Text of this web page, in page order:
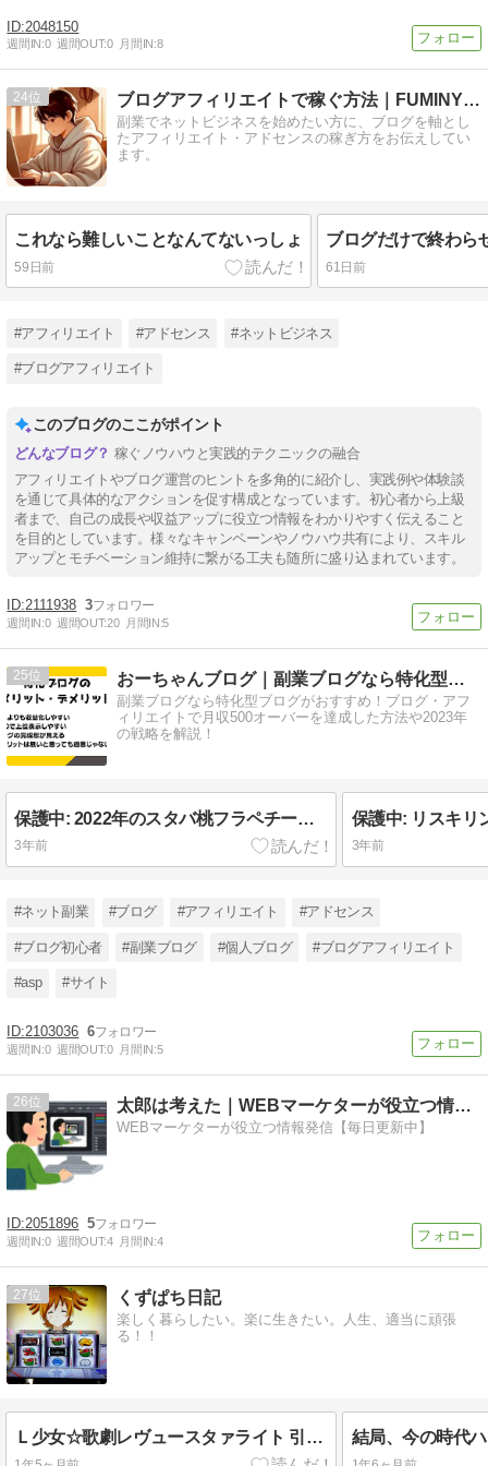
2048150
週間IN:0 週間OUT:0 月間IN:8
24 ブログアフィリエイトで稼ぐ方法｜FUMINYO-WEB
副業でネットビジネスを始めたい方に、ブログを軸とし
たアフィリエイト・アドセンスの稼ぎ方をお伝えしてい
ます。
これなら難しいことなんてないっしょ
59日前 61日前
#アフィリエイト #アドセンス #ネットビジネス
#ブログアフィリエイト
このブログのここがポイント
稼ぐノウハウと実践的テクニックの融合
アフィリエイトやブログ運営のヒントを多角的に紹介し、実践例や体験談
を通じて具体的なアクションを促す構成となっています。初心者から上級
者まで、自己の成長や収益アップに役立つ情報をわかりやすく伝えること
を目的としています。様々なキャンペーンやノウハウ共有により、スキル
アップとモチベーション維持に繋がる工夫も随所に盛り込まれています。
2111938 3
週間IN:0 週間OUT:20 月間IN:5
25 おーちゃんブログ｜副業ブログなら特化型ブログがおすすめ
副業ブログなら特化型ブログがおすすめ！ブログ・アフ
ィリエイトで月収500オーバーを達成した方法や2023年
の戦略を解説！
保護中: 2022年のスタバ桃フラペチーノはいつまで？ 販売期間をチェックしよう
3年前 3年前
#ネット副業 #ブログ #アフィリエイト #アドセンス
#ブログ初心者 #副業ブログ #個人ブログ #ブログアフィリエイト
#asp #サイト
2103036 6
週間IN:0 週間OUT:0 月間IN:5
26 太郎は考えた｜WEBマーケターが役立つ情報発信【毎日更新中】
WEBマーケターが役立つ情報発信【毎日更新中】
2051896 5
週間IN:0 週間OUT:4 月間IN:4
27 くずぱち日記
楽しく暮らしたい。楽に生きたい。人生、適当に頑張
る！！
Ｌ少女☆歌劇レヴュースタァライト 引いたぞ！中段チェリー！！フリーズチャンス！？